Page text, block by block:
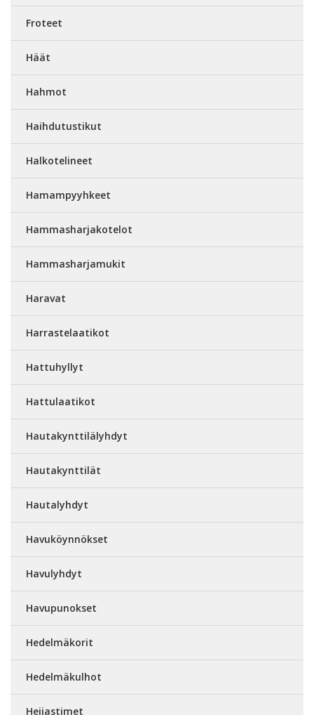
Froteet
Häät
Hahmot
Haihdutustikut
Halkotelineet
Hamampyyhkeet
Hammasharjakotelot
Hammasharjamukit
Haravat
Harrastelaatikot
Hattuhyllyt
Hattulaatikot
Hautakynttilälyhdyt
Hautakynttilät
Hautalyhdyt
Havuköynnökset
Havulyhdyt
Havupunokset
Hedelmäkorit
Hedelmäkulhot
Heijastimet